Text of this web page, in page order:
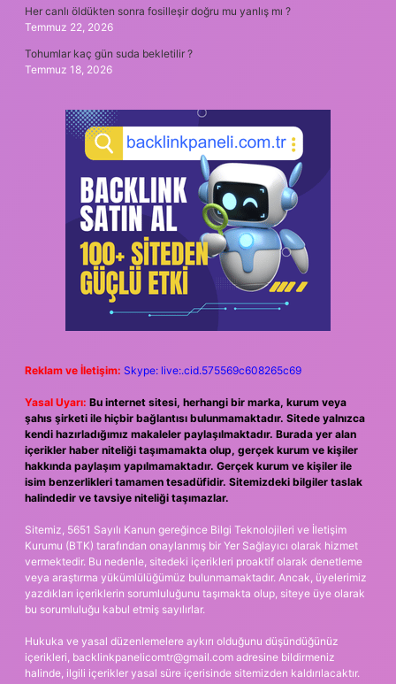
Her canlı öldükten sonra fosilleşir doğru mu yanlış mı ?
Temmuz 22, 2026
Tohumlar kaç gün suda bekletilir ?
Temmuz 18, 2026
Reklam ve İletişim: Skype: live:.cid.575569c608265c69
Yasal Uyarı: Bu internet sitesi, herhangi bir marka, kurum veya
şahıs şirketi ile hiçbir bağlantısı bulunmamaktadır. Sitede yalnızca
kendi hazırladığımız makaleler paylaşılmaktadır. Burada yer alan
içerikler haber niteliği taşımamakta olup, gerçek kurum ve kişiler
hakkında paylaşım yapılmamaktadır. Gerçek kurum ve kişiler ile
isim benzerlikleri tamamen tesadüfidir. Sitemizdeki bilgiler taslak
halindedir ve tavsiye niteliği taşımazlar.
Sitemiz, 5651 Sayılı Kanun gereğince Bilgi Teknolojileri ve İletişim
Kurumu (BTK) tarafından onaylanmış bir Yer Sağlayıcı olarak hizmet
vermektedir. Bu nedenle, sitedeki içerikleri proaktif olarak denetleme
veya araştırma yükümlülüğümüz bulunmamaktadır. Ancak, üyelerimiz
yazdıkları içeriklerin sorumluluğunu taşımakta olup, siteye üye olarak
bu sorumluluğu kabul etmiş sayılırlar.
Hukuka ve yasal düzenlemelere aykırı olduğunu düşündüğünüz
içerikleri, backlinkpanelicomtr@gmail.com adresine bildirmeniz
halinde, ilgili içerikler yasal süre içerisinde sitemizden kaldırılacaktır.